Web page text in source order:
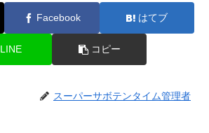
Facebook はてブ
LINE コピー
スーパーサボテンタイム管理者